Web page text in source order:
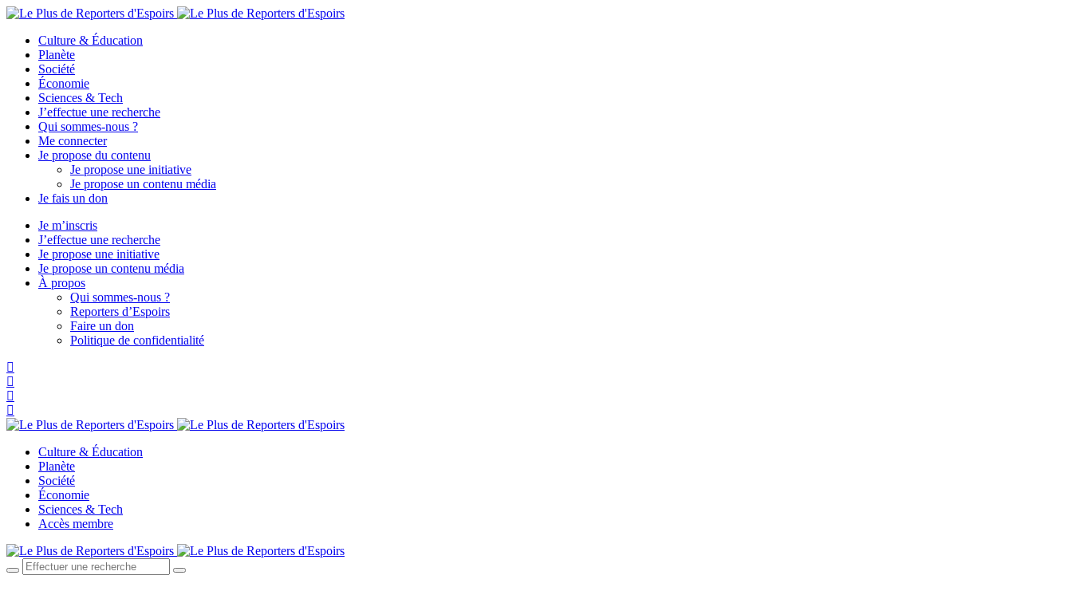
Culture & Éducation
Planète
Société
Économie
Sciences & Tech
J’effectue une recherche
Qui sommes-nous ?
Me connecter
Je propose du contenu
Je propose une initiative
Je propose un contenu média
Je fais un don
Je m’inscris
J’effectue une recherche
Je propose une initiative
Je propose un contenu média
À propos
Qui sommes-nous ?
Reporters d’Espoirs
Faire un don
Politique de confidentialité
Culture & Éducation
Planète
Société
Économie
Sciences & Tech
Accès membre